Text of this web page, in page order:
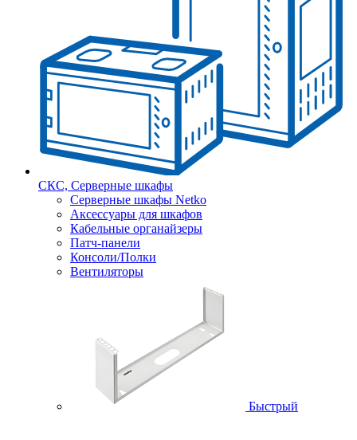
СКС, Серверные шкафы
Серверные шкафы Netko
Аксессуары для шкафов
Кабельные органайзеры
Патч-панели
Консоли/Полки
Вентиляторы
Быстрый